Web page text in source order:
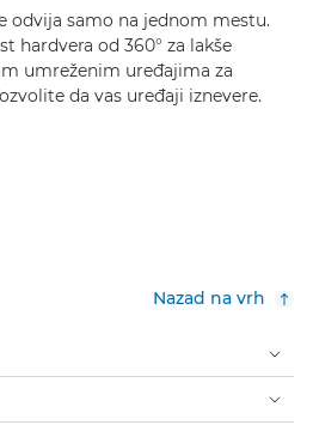
odvija samo na jednom mestu.
hardvera od 360° za lakše
umreženim uređajima za
da vas uređaji iznevere.
Nazad na vrh